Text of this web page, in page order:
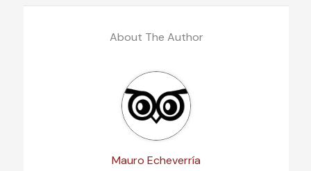
About The Author
Mauro Echeverría